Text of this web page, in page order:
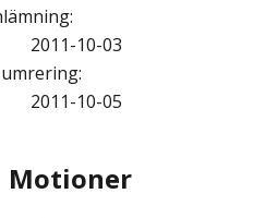
:
2011-10-03
:
2011-10-05
Motioner